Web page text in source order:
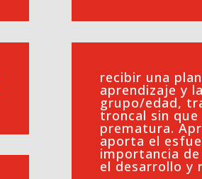
recibir una
aprendizaje y
grupo/edad,
troncal sin
prematura.
aporta el
importancia
el desarrollo y